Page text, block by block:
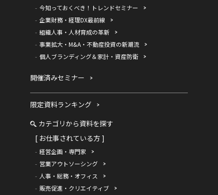
今知っておくべき！トレンドセミナー
企業財務・経理DX最前線
組織人事・人材育成の革新
事業拡大・M&A・不動産投資の新潮流
個人ブランディング＆家計・資産防衛
開催済みセミナー
限定資料ランキング
カテゴリから資料を探す
[ お仕事されている方 ]
経営企画・専門家
営業アウトソーシング
人事・総務・オフィス
販売促進・クリエイティブ